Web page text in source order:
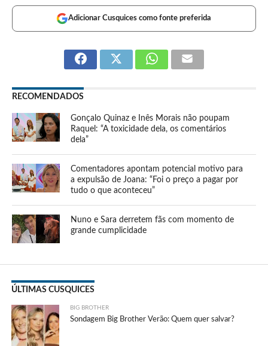
Adicionar Cusquices como fonte preferida
RECOMENDADOS
Gonçalo Quinaz e Inês Morais não poupam
Raquel: “A toxicidade dela, os comentários
dela”
Comentadores apontam potencial motivo para
a expulsão de Joana: “Foi o preço a pagar por
tudo o que aconteceu”
Nuno e Sara derretem fãs com momento de
grande cumplicidade
ÚLTIMAS CUSQUICES
BIG BROTHER
Sondagem Big Brother Verão: Quem quer salvar?